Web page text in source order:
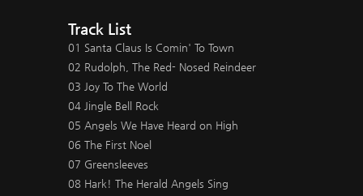
Track List
01 Santa Claus Is Comin' To Town
02 Rudolph, The Red- Nosed Reindeer
03 Joy To The World
04 Jingle Bell Rock
05 Angels We Have Heard on High
06 The First Noel
07 Greensleeves
08 Hark! The Herald Angels Sing